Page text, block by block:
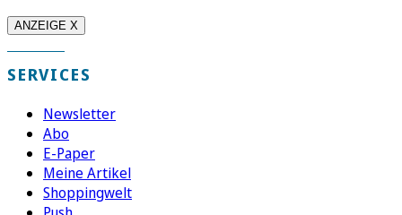
ANZEIGE X
SERVICES
Newsletter
Abo
E-Paper
Meine Artikel
Shoppingwelt